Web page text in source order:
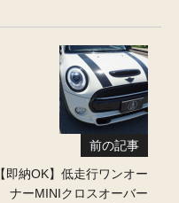
前の記事
【即納OK】低走行ワンオー
ナーMINIクロスオーバー